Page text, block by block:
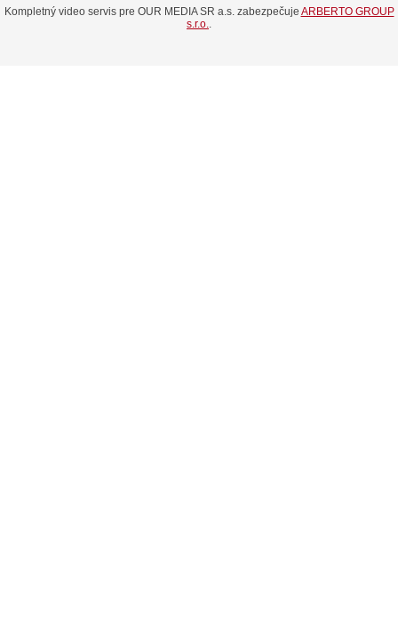
Kompletný video servis pre OUR MEDIA SR a.s. zabezpečuje ARBERTO GROUP
s.r.o.